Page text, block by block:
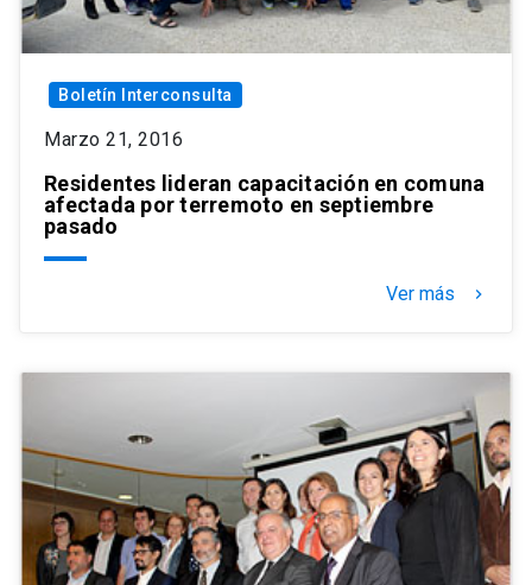
Boletín Interconsulta
Marzo 21, 2016
Residentes lideran capacitación en comuna
afectada por terremoto en septiembre
pasado
Ver más keyboard_arrow_right